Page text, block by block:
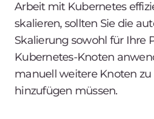
Arbeit mit Kubernetes
skalieren, sollten Sie die
Skalierung sowohl für Ihre
Kubernetes-Knoten
manuell weitere Knoten
hinzufügen müssen.